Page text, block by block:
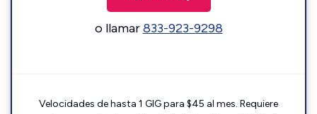
o llamar833-923-9298
Velocidades de hasta 1 GIG para $45 al mes. Requiere